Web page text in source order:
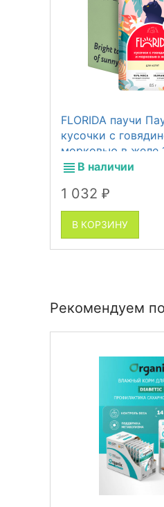
FLORIDA паучи
кусочки с
морковью в желе
В наличии
1 032 ₽
В КОРЗИНУ
Рекомендуем